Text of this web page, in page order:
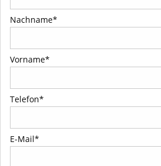
Nachname*
Vorname*
Telefon*
E-Mail*